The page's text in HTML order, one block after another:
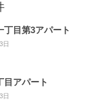
丁目第3アパート
日
目アパート
日